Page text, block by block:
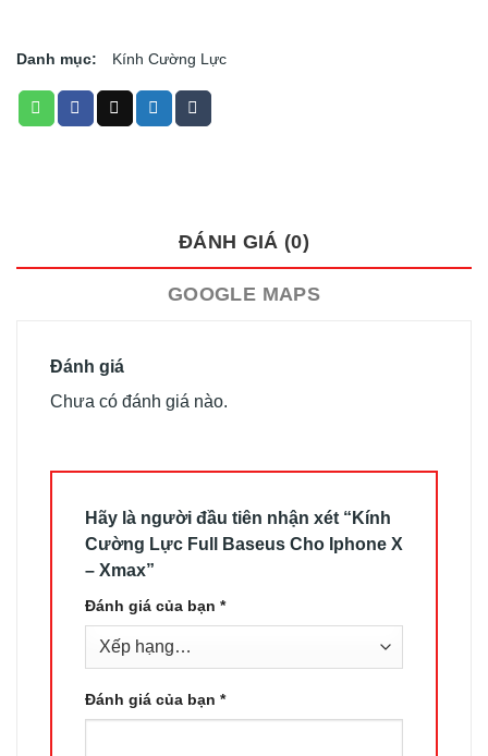
Danh mục: Kính Cường Lực
ĐÁNH GIÁ (0)
GOOGLE MAPS
Đánh giá
Chưa có đánh giá nào.
Hãy là người đầu tiên nhận xét “Kính
Cường Lực Full Baseus Cho Iphone X
– Xmax”
Đánh giá của bạn *
Đánh giá của bạn *